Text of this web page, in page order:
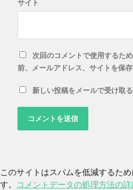
サイト
次回のコメントで使用するた
前、メールアドレス、サイトを保存
新しい投稿をメールで受け取る
このサイトはスパムを低減するた
す。
コメントデータの処理方法の